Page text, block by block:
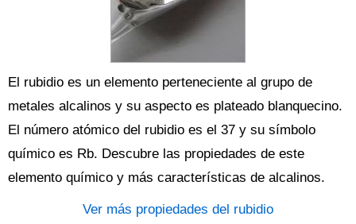
El rubidio es un elemento perteneciente al grupo de
metales alcalinos y su aspecto es plateado blanquecino.
El número atómico del rubidio es el 37 y su símbolo
químico es Rb. Descubre las propiedades de este
elemento químico y más características de alcalinos.
Ver más propiedades del rubidio